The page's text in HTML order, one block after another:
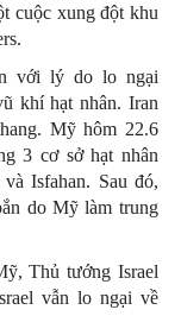
cuộc xung đột khu
với lý do lo ngại
khí hạt nhân. Iran
Mỹ hôm 22.6
3 cơ sở hạt nhân
Isfahan. Sau đó,
do Mỹ làm trung
Thủ tướng Israel
vẫn lo ngại về